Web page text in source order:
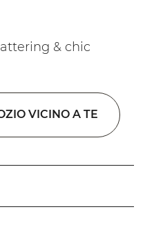
& chic
VICINO A TE